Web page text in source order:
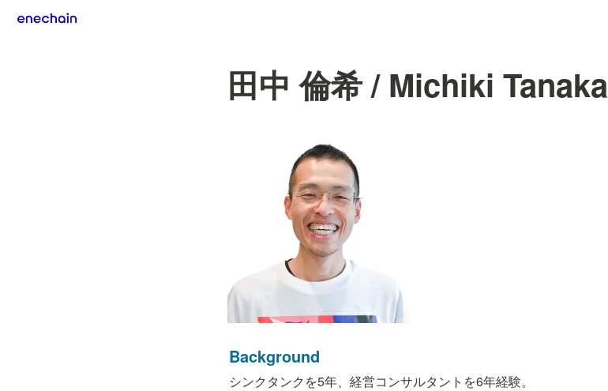
田中 倫希 / Michiki Tanaka
Background
シンクタンクを5年、経営コンサルタントを6年経験。